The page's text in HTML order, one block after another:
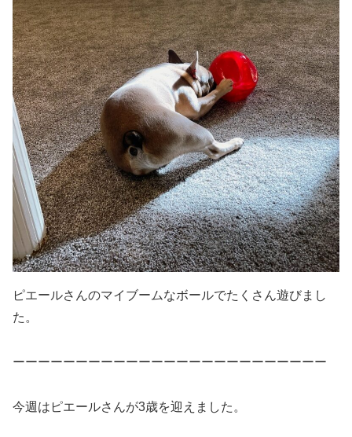
ピエールさんのマイブームなボールでたくさん遊びまし
た。
ーーーーーーーーーーーーーーーーーーーーーーーーー
今週はピエールさんが3歳を迎えました。